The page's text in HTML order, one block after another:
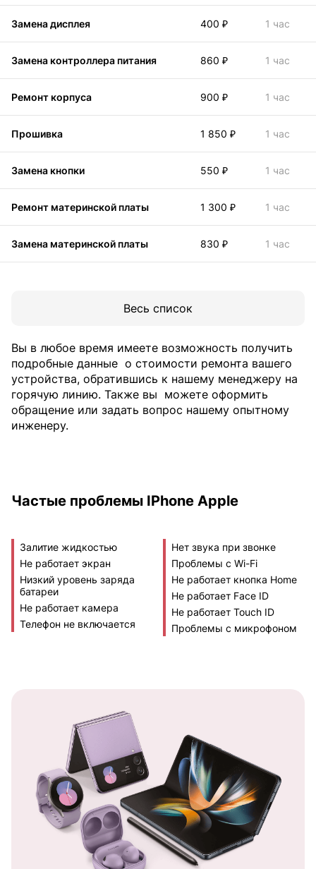
Замена дисплея 400 ₽ 1 час
Замена контроллера питания 860 ₽ 1 час
Ремонт корпуса 900 ₽ 1 час
Прошивка 1 850 ₽ 1 час
Замена кнопки 550 ₽ 1 час
Ремонт материнской платы 1 300 ₽ 1 час
Замена материнской платы 830 ₽ 1 час
Весь список
Вы в любое время имеете возможность получить
подробные данные о стоимости ремонта вашего
устройства, обратившись к нашему менеджеру на
горячую линию. Также вы можете оформить
обращение или задать вопрос нашему опытному
инженеру.
Частые проблемы IPhone Apple
Залитие жидкостью
Не работает экран
Низкий уровень заряда
батареи
Не работает камера
Телефон не включается
Нет звука при звонке
Проблемы с Wi-Fi
Не работает кнопка Home
Не работает Face ID
Не работает Touch ID
Проблемы с микрофоном